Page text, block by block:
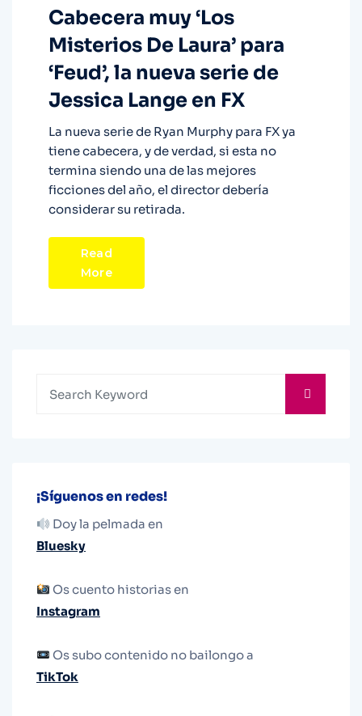
Cabecera muy ‘Los
Misterios De Laura’ para
‘Feud’, la nueva serie de
Jessica Lange en FX
La nueva serie de Ryan Murphy para FX ya
tiene cabecera, y de verdad, si esta no
termina siendo una de las mejores
ficciones del año, el director debería
considerar su retirada.
Read
More
¡Síguenos en redes!
Doy la pelmada en
Bluesky
Os cuento historias en
Instagram
Os subo contenido no bailongo a
TikTok